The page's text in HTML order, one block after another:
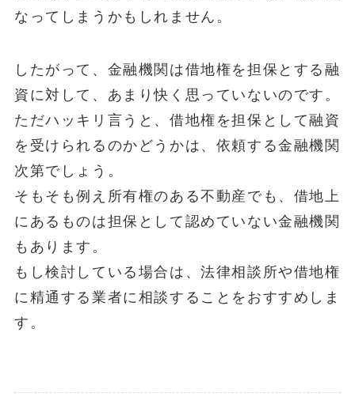
なってしまうかもしれません。
したがって、金融機関は借地権を担保とする融
資に対して、あまり快く思っていないのです。
ただハッキリ言うと、借地権を担保として融資
を受けられるのかどうかは、依頼する金融機関
次第でしょう。
そもそも例え所有権のある不動産でも、借地上
にあるものは担保として認めていない金融機関
もあります。
もし検討している場合は、法律相談所や借地権
に精通する業者に相談することをおすすめしま
す。